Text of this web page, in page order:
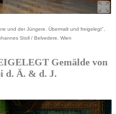
und der Jüngere. Übermalt und freigelegt",
Stoll / Belvedere, Wien
Gemälde von
d. Ä. & d. J.